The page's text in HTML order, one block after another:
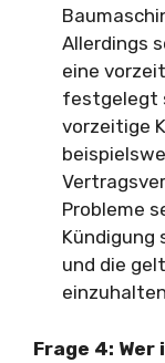
Allerdings
eine
festgelegt
vorzeitige
Probleme
Kündigung
und die
Frage 4: